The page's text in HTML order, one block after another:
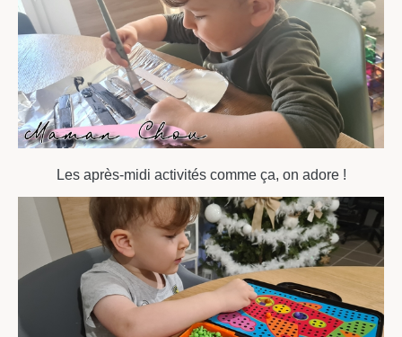
Les après-midi activités comme ça, on adore !